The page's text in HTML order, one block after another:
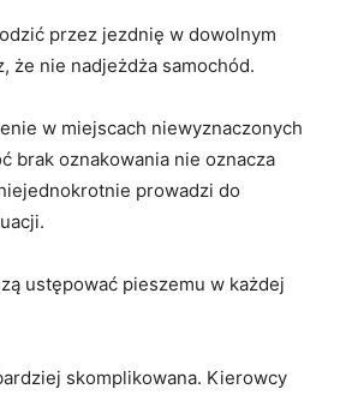
przez jezdnię w dowolnym
że nie nadjeżdża samochód.
w miejscach niewyznaczonych
brak oznakowania nie oznacza
prowadzi do
ustępować pieszemu w każdej
skomplikowana. Kierowcy